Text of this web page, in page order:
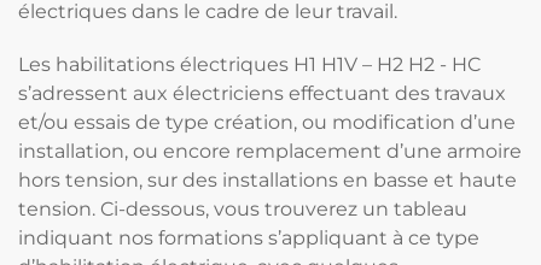
électriques dans le cadre de leur travail.
Les habilitations électriques H1 H1V – H2 H2 - HC
s’adressent aux électriciens effectuant des travaux
et/ou essais de type création, ou modification d’une
installation, ou encore remplacement d’une armoire
hors tension, sur des installations en basse et haute
tension. Ci-dessous, vous trouverez un tableau
indiquant nos formations s’appliquant à ce type